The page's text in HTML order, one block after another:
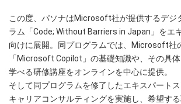
この度、パソナはMicrosoft社が提供するデジ
ラム「Code; Without Barriers in Japan」をエ
向けに展開。同プログラムでは、Microsoft社
「Microsoft Copilot」の基礎知識や、その具
学べる研修講座をオンラインを中心に提供。
そして同プログラムを修了したエキスパートス
キャリアコンサルティングを実施し、希望す